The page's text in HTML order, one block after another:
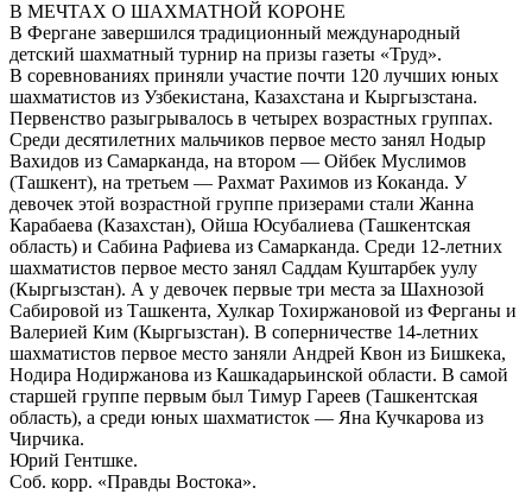
В МЕЧТАХ О ШАХМАТНОЙ КОРОНЕ
В Фергане завершился традиционный международный
детский шахматный турнир на призы газеты «Труд».
В соревнованиях приняли участие почти 120 лучших юных
шахматистов из Узбекистана, Казахстана и Кыргызстана.
Первенство разыгрывалось в четырех возрастных группах.
Среди десятилетних мальчиков первое место занял Нодыр
Вахидов из Самарканда, на втором — Ойбек Муслимов
(Ташкент), на третьем — Рахмат Рахимов из Коканда. У
девочек этой возрастной группе призерами стали Жанна
Карабаева (Казахстан), Ойша Юсубалиева (Ташкентская
область) и Сабина Рафиева из Самарканда. Среди 12-летних
шахматистов первое место занял Саддам Куштарбек уулу
(Кыргызстан). А у девочек первые три места за Шахнозой
Сабировой из Ташкента, Хулкар Тохиржановой из Ферганы и
Валерией Ким (Кыргызстан). В соперничестве 14-летних
шахматистов первое место заняли Андрей Квон из Бишкека,
Нодира Нодиржанова из Кашкадарьинской области. В самой
старшей группе первым был Тимур Гареев (Ташкентская
область), а среди юных шахматисток — Яна Кучкарова из
Чирчика.
Юрий Гентшке.
Соб. корр. «Правды Востока».